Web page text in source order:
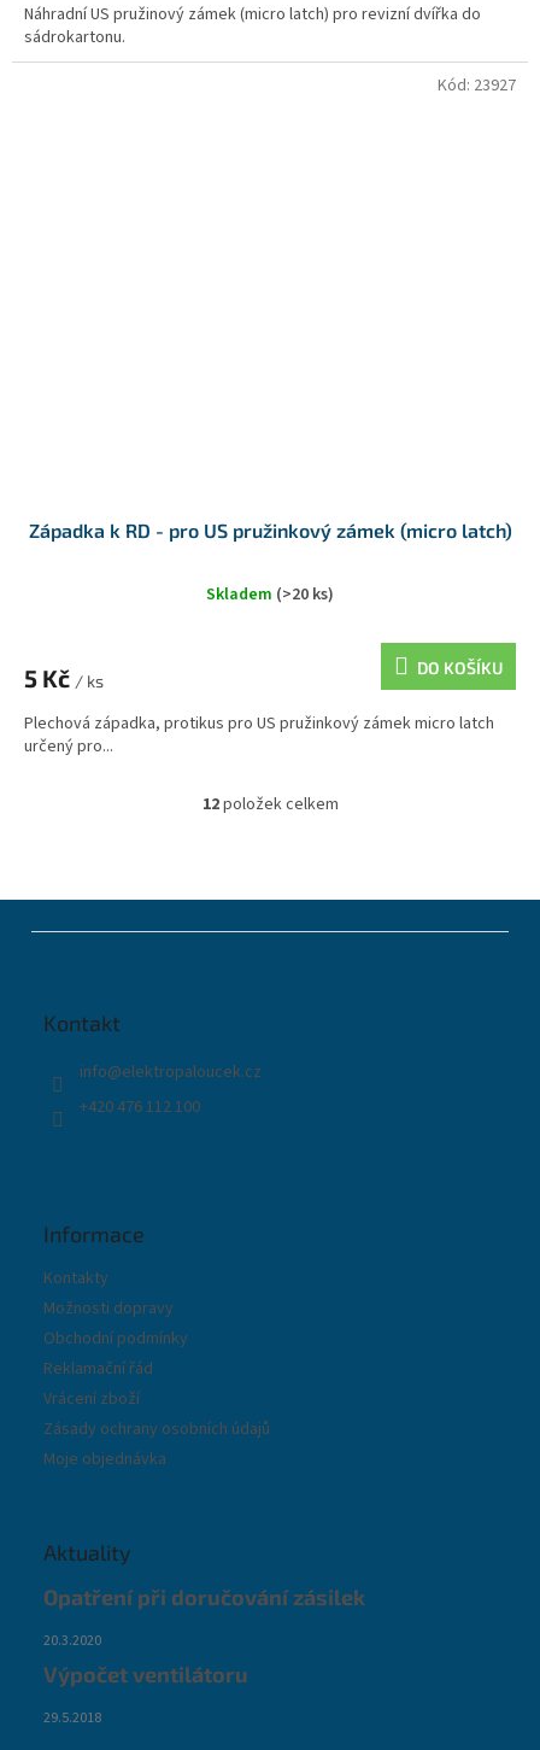
Náhradní US pružinový zámek (micro latch) pro revizní dvířka do
sádrokartonu.
Západka k RD - pro US pružinkový zámek (micro latch)
Skladem (>20 ks)
5 Kč / ks
DO KOŠÍKU
Plechová západka, protikus pro US pružinkový zámek micro latch
určený pro...
Kód: 23927
O
d
a
12položek celkem
Kontakt
info@elektropaloucek.cz
+420 476 112 100
Informace
Kontakty
Možnosti dopravy
Obchodní podmínky
Reklamační řád
Vrácení zboží
Zásady ochrany osobních údajů
Moje objednávka
Aktuality
Opatření při doručování zásilek
20.3.2020
Výpočet ventilátoru
29.5.2018